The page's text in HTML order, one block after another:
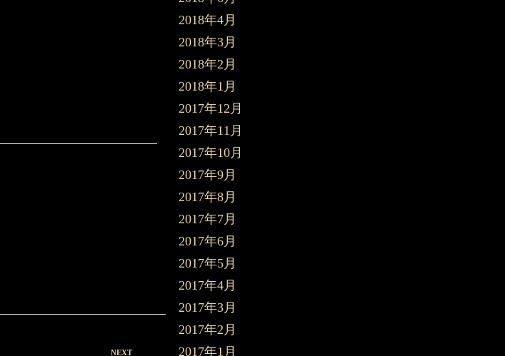
NEXT
2018年4月
2018年3月
2018年2月
2018年1月
2017年12月
2017年11月
2017年10月
2017年9月
2017年8月
2017年7月
2017年6月
2017年5月
2017年4月
2017年3月
2017年2月
2017年1月